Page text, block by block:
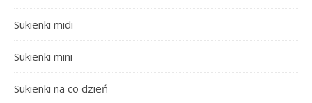
Sukienki midi
Sukienki mini
Sukienki na co dzień